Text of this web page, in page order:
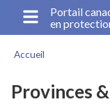
principal
Portail
en
d'Ariane
Accueil
Provinces